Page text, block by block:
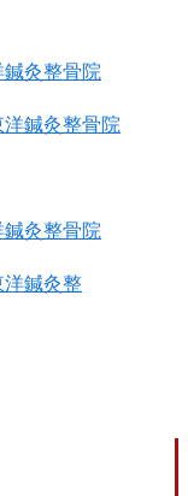
灸整骨院
鍼灸整骨院
灸整骨院
鍼灸整